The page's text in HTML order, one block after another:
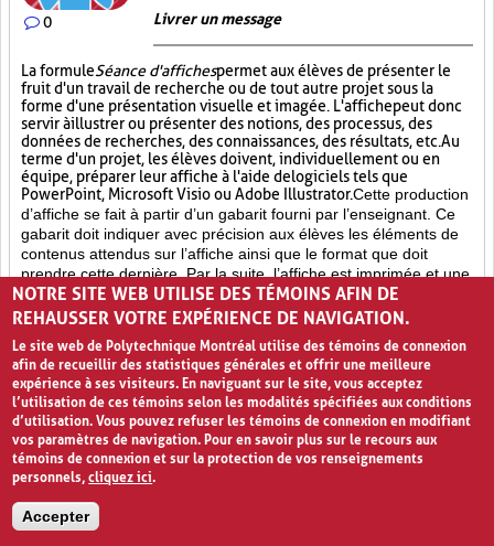
0 Livrer un message
La formuleSéance d'affichespermet aux élèves de présenter le
fruit d'un travail de recherche ou de tout autre projet sous la
forme d'une présentation visuelle et imagée. L'affichepeut donc
servir à illustrer ou présenter des notions, des processus, des
données de recherches, des connaissances, des résultats, etc. Au
terme d'un projet, les élèves doivent, individuellement ou en
équipe, préparer leur affiche à l'aide de logiciels tels que
PowerPoint, Microsoft Visio ou Adobe Illustrator.Cette production
d’affiche se fait à partir d’un gabarit fourni par l’enseignant. Ce
gabarit doit indiquer avec précision aux élèves les éléments de
contenus attendus sur l’affiche ainsi que le format que doit
prendre cette dernière. Par la suite, l’affiche est imprimée et une
séance de partage est prévue. Lors de cette Séance d’affiches
il est possible d’inviter des élèves d’autres classes et d’autres
personnel. De plus, les élèves qui présentent leurs affiches
pourront également circuler dans la classe afin de voir le travail
de leurs collègues et d’en discuter avec eux. La formule de la
Séance d’affichespermet aux élèves de concrétiser des
concepts appris, de partager le fruit
d’un long travail et
d’apprendre de leurs pairs. Une telle activité permet à
l’enseignant et aux autres élèves de voir comment les
intégrés.
NOTRE SITE WEB UTILISE DES TÉMOINS AFIN DE
REHAUSSER VOTRE EXPÉRIENCE DE NAVIGATION.
Le site web de Polytechnique Montréal utilise des témoins de connexion
afin de recueillir des statistiques générales et offrir une meilleure
expérience à ses visiteurs. En naviguant sur le site, vous acceptez
l’utilisation de ces témoins selon les modalités spécifiées aux conditions
d’utilisation. Vous pouvez refuser les témoins de connexion en modifiant
vos paramètres de navigation. Pour en savoir plus sur le recours aux
témoins de connexion et sur la protection de vos renseignements
personnels,cliquez ici.
Accepter